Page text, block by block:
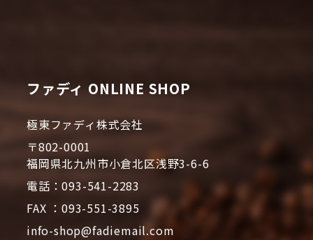
ファディ ONLINE SHOP
極東ファディ株式会社
〒802-0001
福岡県北九州市小倉北区浅野3-6-6
電話：093-541-2283
FAX ：093-551-3895
info-shop@fadiemail.com